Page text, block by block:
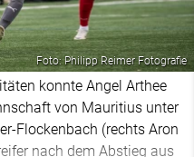
Foto: Philipp Reimer Fotografie
konnte Angel Arthee
von Mauritius unter
Flockenbach (rechts Aron
nach dem Abstieg aus